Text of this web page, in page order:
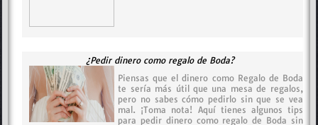
¿Pedir dinero como regalo de Boda?
Piensas que el dinero como Regalo de Boda
te sería más útil que una mesa de regalos,
pero no sabes cómo pedirlo sin que se vea
mal. ¡Toma nota! Aquí tienes algunos tips
para pedir dinero como regalo de Boda sin